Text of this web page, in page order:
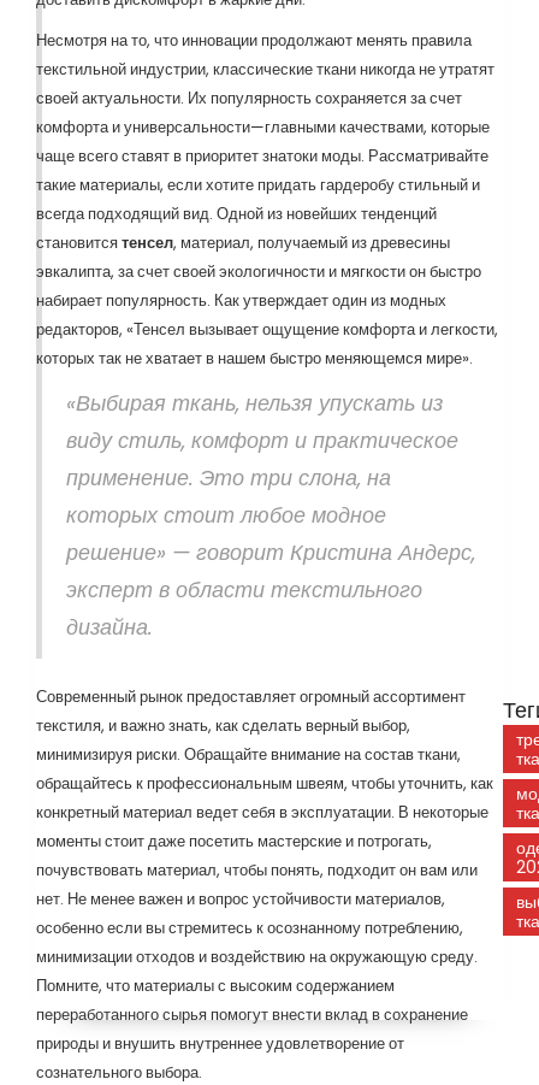
Несмотря на то, что инновации продолжают менять правила
текстильной индустрии, классические ткани никогда не утратят
своей актуальности. Их популярность сохраняется за счет
комфорта и универсальности—главными качествами, которые
чаще всего ставят в приоритет знатоки моды. Рассматривайте
такие материалы, если хотите придать гардеробу стильный и
всегда подходящий вид. Одной из новейших тенденций
становитсятенсел, материал, получаемый из древесины
эвкалипта, за счет своей экологичности и мягкости он быстро
набирает популярность. Как утверждает один из модных
редакторов, «Тенсел вызывает ощущение комфорта и легкости,
которых так не хватает в нашем быстро меняющемся мире».
«Выбирая ткань, нельзя упускать из
виду стиль, комфорт и практическое
применение. Это три слона, на
которых стоит любое модное
решение» — говорит Кристина Андерс,
эксперт в области текстильного
дизайна.
Современный рынок предоставляет огромный ассортимент
текстиля, и важно знать, как сделать верный выбор,
минимизируя риски. Обращайте внимание на состав ткани,
обращайтесь к профессиональным швеям, чтобы уточнить, как
конкретный материал ведет себя в эксплуатации. В некоторые
моменты стоит даже посетить мастерские и потрогать,
почувствовать материал, чтобы понять, подходит он вам или
нет. Не менее важен и вопрос устойчивости материалов,
особенно если вы стремитесь к осознанному потреблению,
минимизации отходов и воздействию на окружающую среду.
Помните, что материалы с высоким содержанием
переработанного сырья помогут внести вклад в сохранение
природы и внушить внутреннее удовлетворение от
сознательного выбора.